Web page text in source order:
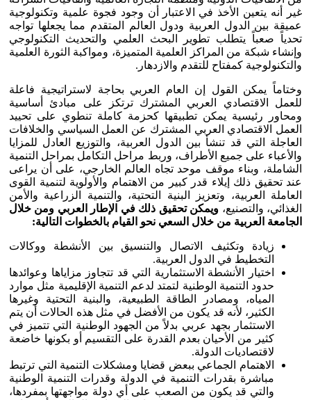
غير أنه يتعين الأخذ في الاعتبار أن وجود فجوة علمية وتكنولوجية
عميقة بين الدول العربية ودول العالم المتقدم مما يجعلها تواجه
تحدياً صعباً يتطلب تطوير البحث العلمي والتحديث التكنولوجي
وإنشاء شبكة من المراكز العلمية المتميزة، ومواكبة الثورة العلمية
والتكنولوجية كمفتاح للتقدم والازدهار.
وختاماً يمكن القول إن العام العربي بحاجة لاستراتيجية فاعلة
للعمل الاقتصادي العربي المشترك ترتكز على مبادئ أساسية
ومحاور رئيسية يمكن تطبيقها كحزمة كاملة تنطوي على تحييد
العمل الاقتصادي العربي المشترك عن العمل السياسي والخلافات
العاجلة التي قد تنشأ بين الدول العربية، والتوزيع العادل للمزايا
والأعباء على جميع الأطراف، وربط مراحل التكامل بمراحل التنمية
الشاملة، وبناء موقف موحد تجاه العالم الخارجي، على أن يراعى
عند تحقيق ذلك إيلاء قدر كبير من الاهتمام والأولوية لتنمية القوى
العاملة العربية، وتعزيز البنية التحتية، والتنمية الزراعية والأمن
الغذائي، والتصنيع، ويمكن تحقيق ذلك في الإطار العربي ومن خلال
الجامعة العربية من خلال السعي نحو القيام بالخطوات التالية:
زيادة وتكثيف الاتصال والتنسيق بين الأنشطة ووكالات
التخطيط في الدول العربية.
اختيار الأنشطة الاستثمارية التي قد تتجاوز مزاياها وعوائدها
حدود التنمية الوطنية لتمتد لدعم التنمية الإقليمية مثل موارد
المياه، ومصادر الطاقة الطبيعية، والبنية التحتية وغيرها
الكثير، لأنه قد يكون من الأفضل في مثل هذه الحالات أن يتم
الاستثمار بجهد عربي بدلاً من الجهود الوطنية التي تتميز في
كثير من الأحيان بعدم القدرة على التقسيم أو بكونها خاضعة
لاقتصاديات الدولة.
الاهتمام الجماعي ببعض قضايا ومشكلات التنمية التي ترتبط
مباشرة بقدرات التنمية في الدولة وقدرات التنمية الوطنية
والتي قد يكون من الصعب على أي دولة مواجهتها بمفردها،